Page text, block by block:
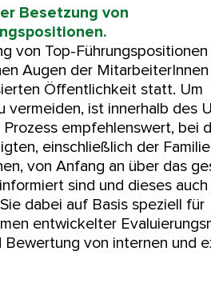
Besetzung von
von Top-
Augen der MitarbeiterInnen
Öffentlichkeit statt. Um
vermeiden, ist innerhalb des
empfehlenswert, bei
einschließlich der
von Anfang an über das
sind und dieses
dabei auf Basis speziell für
entwickelter
Bewertung von internen und